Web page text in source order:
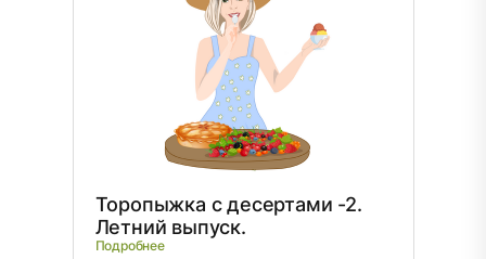
Торопыжка с десертами -2.
Летний выпуск.
Подробнее